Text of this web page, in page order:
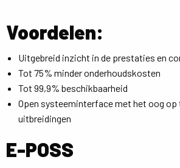
Voordelen:
Uitgebreid inzicht in de prestaties en
Tot 75% minder onderhoudskosten
Tot 99,9% beschikbaarheid
Open systeeminterface met het oog
uitbreidingen
E-POSS